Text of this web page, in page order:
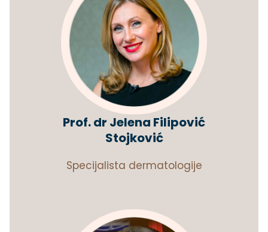
Prof. dr Jelena Filipović
Stojković
Specijalista dermatologije